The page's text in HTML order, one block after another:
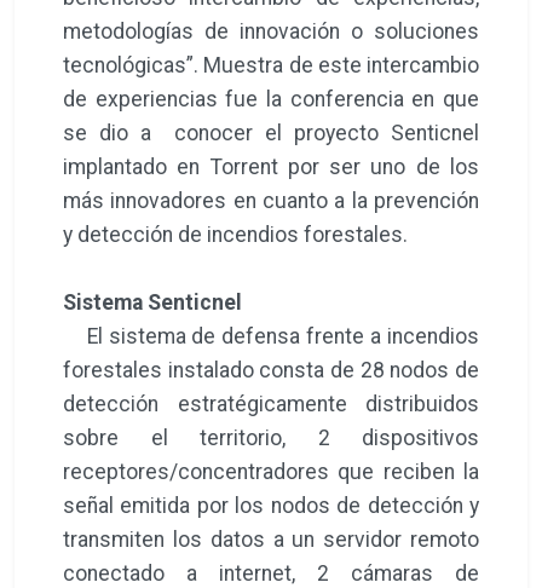
metodologías de innovación o soluciones
tecnológicas”. Muestra de este intercambio
de experiencias fue la conferencia en que
se dio a conocer el proyecto Senticnel
implantado en Torrent por ser uno de los
más innovadores en cuanto a la prevención
y detección de incendios forestales.
Sistema Senticnel
El sistema de defensa frente a incendios
forestales instalado consta de 28 nodos de
detección estratégicamente distribuidos
sobre el territorio, 2 dispositivos
receptores/concentradores que reciben la
señal emitida por los nodos de detección y
transmiten los datos a un servidor remoto
conectado a internet, 2 cámaras de